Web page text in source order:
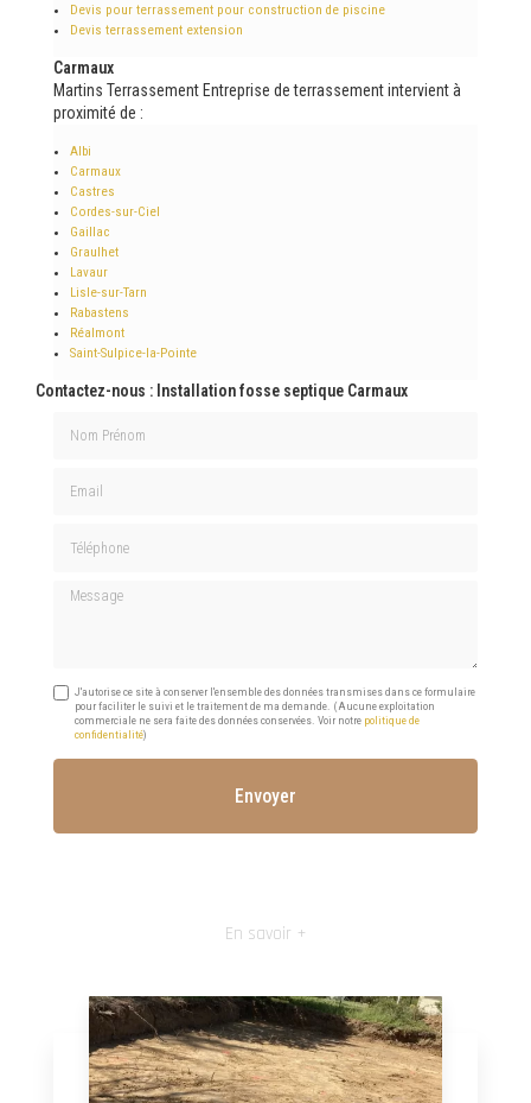
Devis pour terrassement pour construction de piscine
Devis terrassement extension
Carmaux
Martins Terrassement Entreprise de terrassement intervient à
proximité de :
Albi
Carmaux
Castres
Cordes-sur-Ciel
Gaillac
Graulhet
Lavaur
Lisle-sur-Tarn
Rabastens
Réalmont
Saint-Sulpice-la-Pointe
Contactez-nous : Installation fosse septique Carmaux
Message
J'autorise ce site à conserver l'ensemble des données transmises dans ce formulaire
pour faciliter le suivi et le traitement de ma demande. (Aucune exploitation
commerciale ne sera faite des données conservées. Voir notre politique de
confidentialité)
En savoir +